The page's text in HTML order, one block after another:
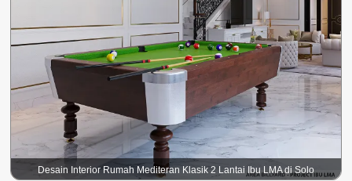
Desain Interior Rumah Mediteran Klasik 2 Lantai Ibu LMA di Solo